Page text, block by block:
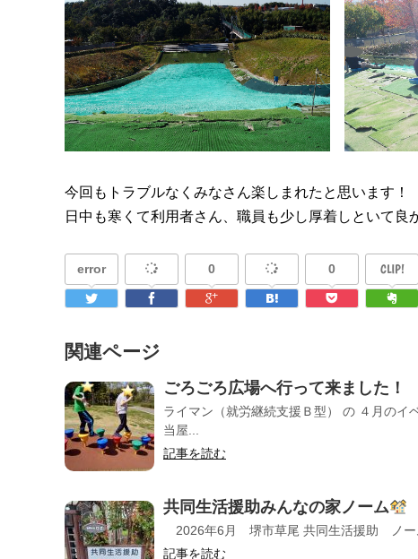
今回もトラブルなくみなさん楽しまれたと思います！
日中も寒くて利用者さん、職員も少し厚着しといて良
error 0 0 CLIP!
関連ページ
ごろごろ広場へ行って来ました！
ライマン（就労継続支援Ｂ型） の ４月のイ
当屋...
記事を読む
共同生活援助みんなの家ノーム
2026年6月 堺市草尾 共同生活援助 ノ
記事を読む